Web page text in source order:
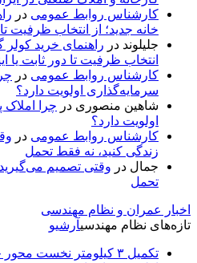
کارشناس روابط عمومی در
خانه جدید؛ از انتخاب ظرفیت تا
جلیلوند در راهنمای خرید کولر
انتخاب ظرفیت تا دور ثابت یا
کارشناس روابط عمومی در
سرمایه‌گذاری اولویت دارد؟
شاهین منصوری در چرا املاک
اولویت دارد؟
کارشناس روابط عمومی در
زندگی کنید، نه فقط تحمل
جمال در وقتی تصمیم
تحمل
اخبار عمران و نظام مهندسی
تازه‌های نظام مهندسیآرشیو
تکمیل ۳ کیلومتر نخست